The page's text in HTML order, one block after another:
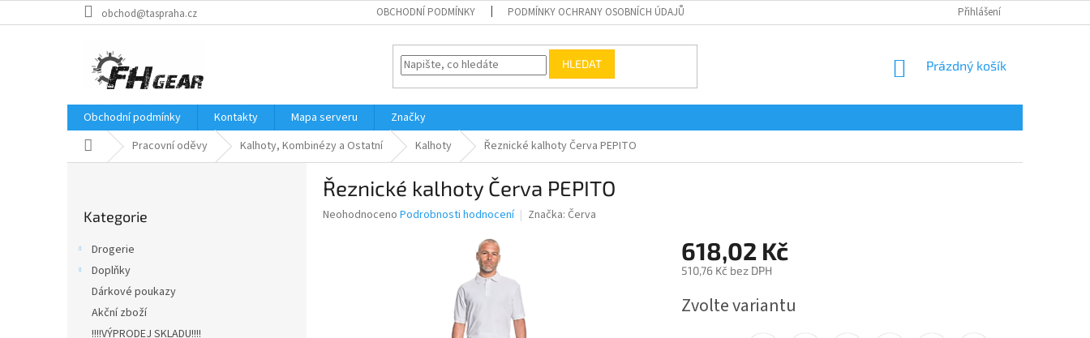
na
obchod@taspraha.cz OBCHODNÍ PODMÍNKY PODMÍNKY OCHRANY OSOBNÍCH ÚDAJŮ Přihlášení
HLEDAT
NÁKUPNÍ
Prázdný košík
Obchodní podmínky Kontakty Mapa serveru
Značky
Domů Pracovní oděvy Kalhoty, Kombinézy a Ostatní Kalhoty Řeznické kalhoty Červa PEPITO
kategorie
Kategorie
Drogerie
Doplňky
Dárkové poukazy
Akční zboží
!!!!VÝPRODEJ SKLADU!!!!
Řeznické kalhoty Červa PEPITO
Průměrné
Neohodnoceno Podrobnosti hodnocení Značka: Červa
618,02 Kč
510,76 Kč bez DPH
cena:
Zvolte variantu